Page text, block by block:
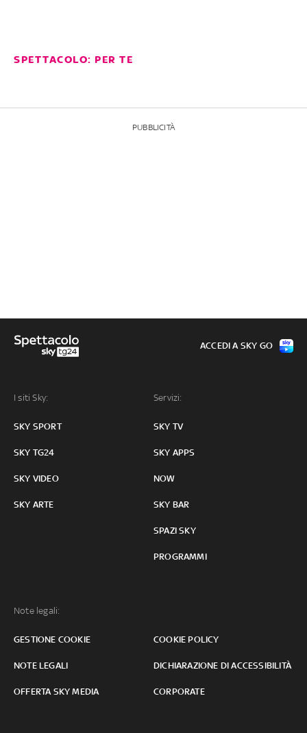
SPETTACOLO: PER TE
PUBBLICITÀ
I siti Sky:
SKY SPORT
SKY TG24
SKY VIDEO
SKY ARTE
Servizi:
SKY TV
SKY APPS
NOW
SKY BAR
SPAZI SKY
PROGRAMMI
Note legali:
GESTIONE COOKIE COOKIE POLICY
NOTE LEGALI DICHIARAZIONE DI ACCESSIBILITÀ
OFFERTA SKY MEDIA CORPORATE
ACCEDI A SKY GO